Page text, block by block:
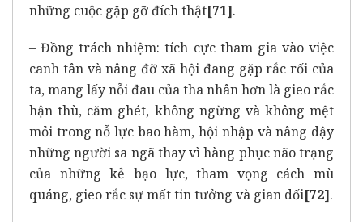
những cuộc gặp gỡ đích thật[71].
– Đồng trách nhiệm: tích cực tham gia vào việc
canh tân và nâng đỡ xã hội đang gặp rắc rối của
ta, mang lấy nỗi đau của tha nhân hơn là gieo rắc
hận thù, căm ghét, không ngừng và không mệt
mỏi trong nỗ lực bao hàm, hội nhập và nâng dậy
những người sa ngã thay vì hàng phục não trạng
của những kẻ bạo lực, tham vọng cách mù
quáng, gieo rắc sự mất tin tưởng và gian dối[72].